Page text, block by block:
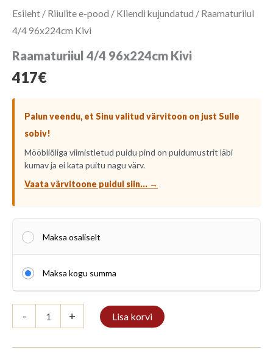
Esileht / Riiulite e-pood / Kliendi kujundatud / Raamaturiiul
4/4 96x224cm Kivi
Raamaturiiul 4/4 96x224cm Kivi
417€
Palun veendu, et Sinu valitud värvitoon on just Sulle
sobiv!
Mööbliõliga viimistletud puidu pind on puidumustrit läbi
kumav ja ei kata puitu nagu värv.
Vaata värvitoone puidul siin... →
Maksa osaliselt
Maksa kogu summa
-
4/4
Kivi
+ Lisa korvi